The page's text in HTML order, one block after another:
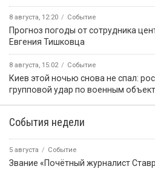
8 августа, 12:20 Событие
Прогноз погоды от сотрудника
Евгения Тишковца
8 августа, 15:02 Событие
Киев этой ночью снова не спал:
групповой удар по военным
События недели
5 августа Событие
Звание «Почётный журналист